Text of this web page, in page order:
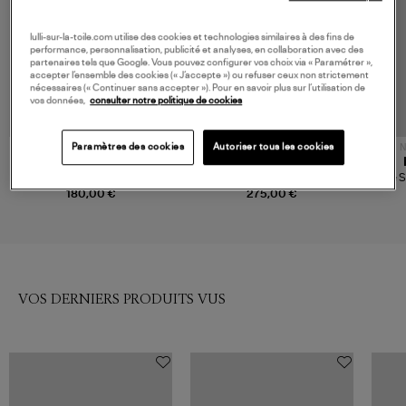
180,00 €
ANINE BING
275,00 €
GANNI
Egret
Tee
VOS DERNIERS PRODUITS VUS
lulli-sur-la-toile.com utilise des cookies et technologies similaires à des fins de
performance, personnalisation, publicité et analyses, en collaboration avec des
partenaires tels que Google. Vous pouvez configurer vos choix via « Paramétrer »,
accepter l’ensemble des cookies (« J’accepte ») ou refuser ceux non strictement
nécessaires (« Continuer sans accepter »). Pour en savoir plus sur l’utilisation de
vos données,
consulter notre politique de cookies
Paramètres des cookies Autoriser tous les cookies